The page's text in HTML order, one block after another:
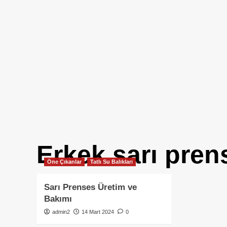
Erkek sarı
Öne Çıkanlar Tatlı Su Balıkları
Sarı Prenses Üretim ve
Bakımı
admin2 14 Mart 2024 0